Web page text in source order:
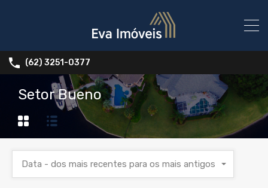
(62) 3251-0377
Setor Bueno
Data - dos mais recentes para os mais antigos